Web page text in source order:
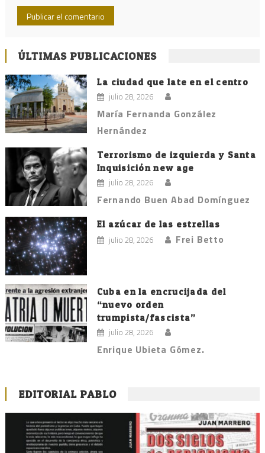
ÚLTIMAS PUBLICACIONES
La ciudad que late en el centro
julio 28, 2026
María Fernanda González
Hernández
Terrorismo de izquierda y Santa
Inquisición new age
julio 28, 2026
Fernando Buen Abad Domínguez
El azúcar de las estrellas
julio 28, 2026 Frei Betto
Cuba en la encrucijada del
“nuevo orden
trumpista/fascista”
julio 28, 2026
Enrique Ubieta Gómez.
EDITORIAL PABLO